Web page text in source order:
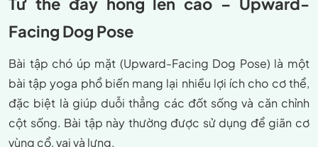
Facing Dog Pose
Bài tập chó úp mặt (Upward-Facing Dog Pose) là một
bài tập yoga phổ biến mang lại nhiều lợi ích cho cơ thể,
đặc biệt là giúp duỗi thẳng các đốt sống và căn chỉnh
cột sống. Bài tập này thường được sử dụng để giãn cơ
vùng cổ, vai và lưng.